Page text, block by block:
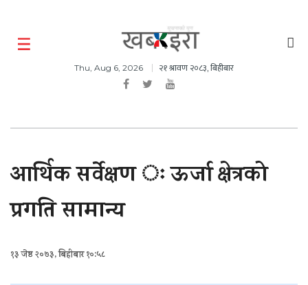
Thu, Aug 6, 2026 २१ श्रावण २०८३, बिहीबार
आर्थिक सर्वेक्षण ः ऊर्जा क्षेत्रको
प्रगति सामान्य
१३ जेष्ठ २०७३, बिहीबार १०:५८